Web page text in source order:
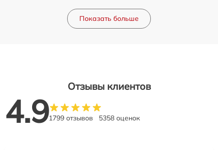
Показать больше
Отзывы клиентов
4.91799 отзывов 5358 оценок